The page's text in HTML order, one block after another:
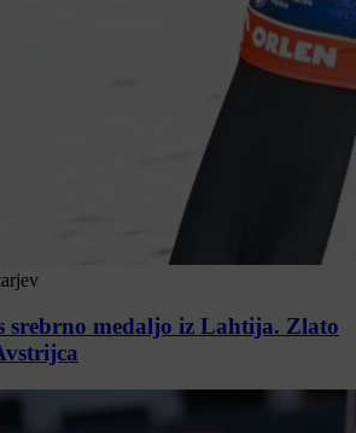
srebrno medaljo iz Lahtija. Zlato